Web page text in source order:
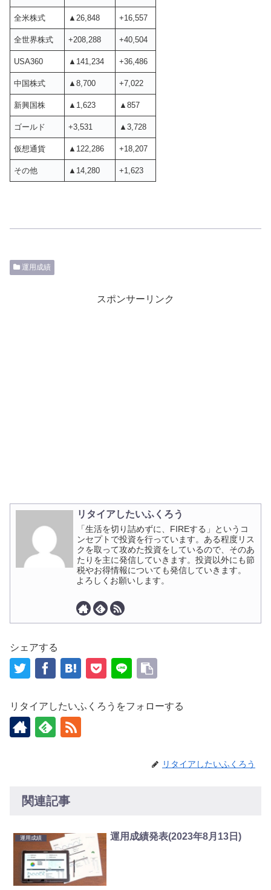
全米株式 ▲26,848 +16,557
全世界株式 +208,288 +40,504
USA360 ▲141,234 +36,486
中国株式 ▲8,700 +7,022
新興国株 ▲1,623 ▲857
ゴールド +3,531 ▲3,728
仮想通貨 ▲122,286 +18,207
その他 ▲14,280 +1,623
運用成績
スポンサーリンク
リタイアしたいふくろう
「生活を切り詰めずに、FIREする」というコ
ンセプトで投資を行っています。ある程度リス
クを取って攻めた投資をしているので、そのあ
たりを主に発信していきます。投資以外にも節
税やお得情報についても発信していきます。
よろしくお願いします。
シェアする
リタイアしたいふくろうをフォローする
リタイアしたいふくろう
関連記事
運用成績 運用成績発表(2023年8月13日)